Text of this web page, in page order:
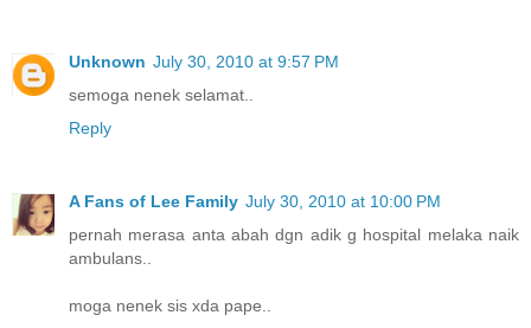
Unknown July 30, 2010 at 9:57 PM
semoga nenek selamat..
Reply
A Fans of Lee Family July 30, 2010 at 10:00 PM
pernah merasa anta abah dgn adik g hospital melaka naik
ambulans..
moga nenek sis xda pape..